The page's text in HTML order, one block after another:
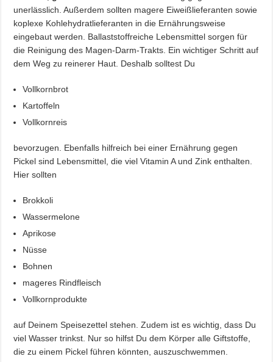
unerlässlich. Außerdem sollten magere Eiweißlieferanten sowie
koplexe Kohlehydratlieferanten in die Ernährungsweise
eingebaut werden. Ballaststoffreiche Lebensmittel sorgen für
die Reinigung des Magen-Darm-Trakts. Ein wichtiger Schritt auf
dem Weg zu reinerer Haut. Deshalb solltest Du
Vollkornbrot
Kartoffeln
Vollkornreis
bevorzugen. Ebenfalls hilfreich bei einer Ernährung gegen
Pickel sind Lebensmittel, die viel Vitamin A und Zink enthalten.
Hier sollten
Brokkoli
Wassermelone
Aprikose
Nüsse
Bohnen
mageres Rindfleisch
Vollkornprodukte
auf Deinem Speisezettel stehen. Zudem ist es wichtig, dass Du
viel Wasser trinkst. Nur so hilfst Du dem Körper alle Giftstoffe,
die zu einem Pickel führen könnten, auszuschwemmen.